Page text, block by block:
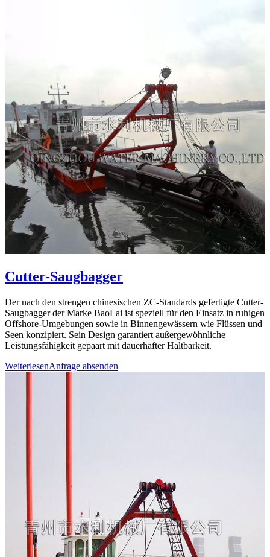
Cutter-Saugbagger
Der nach den strengen chinesischen ZC-Standards gefertigte Cutter-
Saugbagger der Marke BaoLai ist speziell für den Einsatz in ruhigen
Offshore-Umgebungen sowie in Binnengewässern wie Flüssen und
Seen konzipiert. Sein Design garantiert außergewöhnliche
Leistungsfähigkeit gepaart mit dauerhafter Haltbarkeit.
WeiterlesenAnfrage absenden